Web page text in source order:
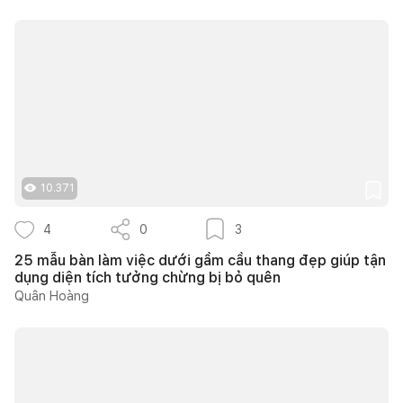
10.371
4 0 3
25 mẫu bàn làm việc dưới gầm cầu thang đẹp giúp tận
dụng diện tích tưởng chừng bị bỏ quên
Quân Hoàng